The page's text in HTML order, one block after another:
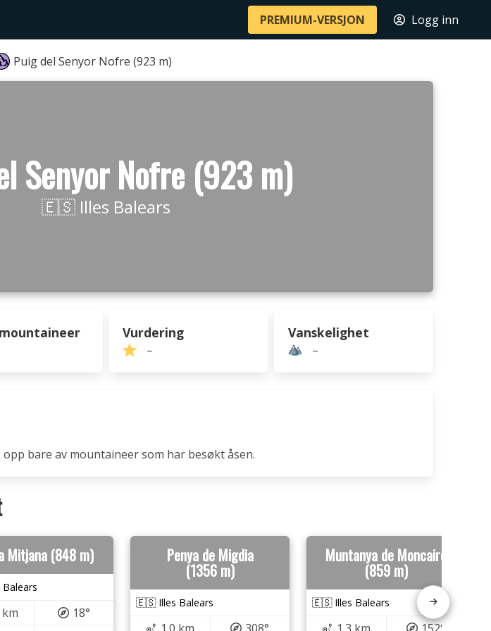
PREMIUM-VERSJON Logg inn
Puig del Senyor Nofre (923 m)
Senyor Nofre (923 m)
🇪🇸 Illes Balears
Vurdering
–
Vanskelighet
–
bare av mountaineer som har besøkt åsen.
Mitjana (848 m)
km
18°
Penya de Migdia
(1356 m)
🇪🇸 Illes Balears
Muntanya de Moncaire
(859 m)
🇪🇸 Illes Balears